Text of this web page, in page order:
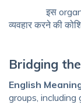
इस
व्यवहार करने की
Bridging
English
groups, including